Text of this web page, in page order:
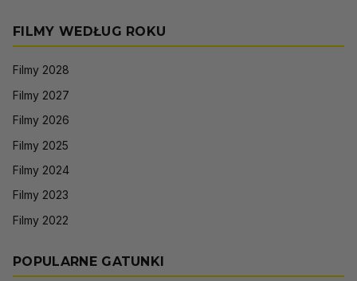
FILMY WEDŁUG ROKU
Filmy 2028
Filmy 2027
Filmy 2026
Filmy 2025
Filmy 2024
Filmy 2023
Filmy 2022
POPULARNE GATUNKI